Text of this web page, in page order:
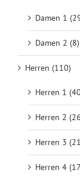
Damen 1
Damen 2 (8)
Herren (110)
Herren 1
Herren 2
Herren 3
Herren 4